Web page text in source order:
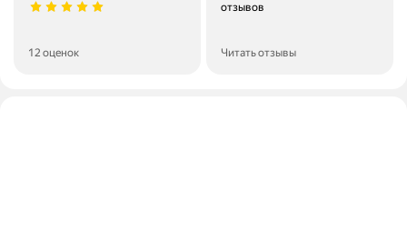
12 оценок
отзывов
Читать отзывы